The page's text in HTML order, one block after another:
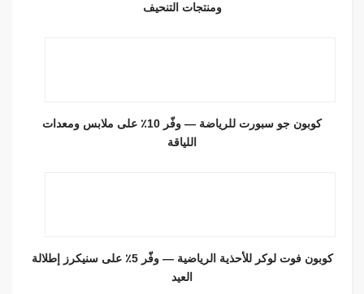
ومنتجات التنحيف
كوبون جو سبورت للرياضة — وفّر 10٪ على ملابس ومعدات
اللياقة
كوبون فوت لوكر للأحذية الرياضية — وفّر 5٪ على سنيكرز إطلالة
العيد